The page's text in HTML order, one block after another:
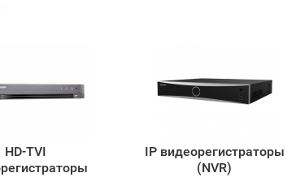
HD-TVI
IP видеорегистраторы
(NVR)